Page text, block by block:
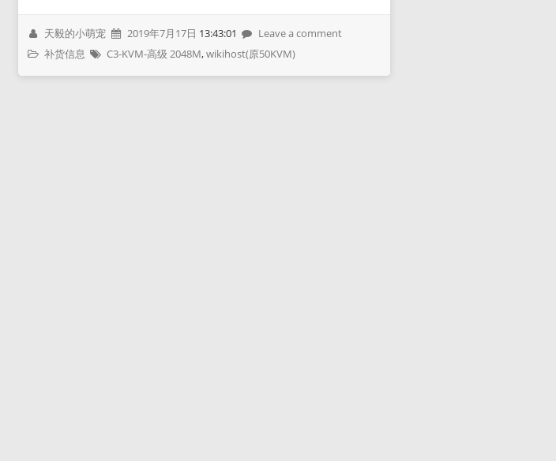
天毅的小萌宠 2019年7月17日 13:43:01
Leave a comment
补货信息
C3-KVM-高级 2048M,wikihost(原50KVM)